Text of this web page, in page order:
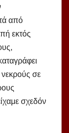
από
εκτός
σε
σχεδόν